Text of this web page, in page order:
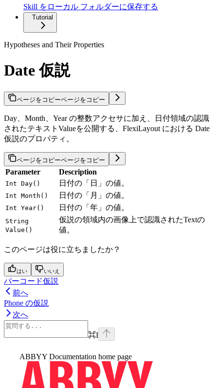
Skill をローカル フォルダーに保存する
Tutorial
Hypotheses and Their Properties
Date 仮説
ページをコピーページをコピー
Day、Month、Year の整数アクセサに加え、日付領域の認識
されたテキストValueを公開する、FlexiLayout における Date
仮説のプロパティ。
ページをコピーページをコピー
Parameter Description
Int Day() 日付の「日」の値。
Int Month() 日付の「月」の値。
Int Year() 日付の「年」の値。
String
Value()
仮説の領域内の画像上で認識されたTextの
値。
このページは役に立ちましたか？
はい いいえ
バーコード仮説
前へ
Phone の仮説
次へ
⌘I
ABBYY Documentation home page